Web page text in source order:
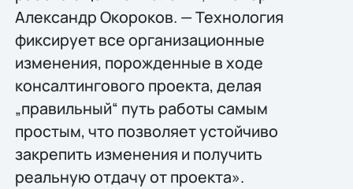
Александр Окороков. — Технология
фиксирует все организационные
изменения, порожденные в ходе
консалтингового проекта, делая
„правильный“ путь работы самым
простым, что позволяет устойчиво
закрепить изменения и получить
реальную отдачу от проекта».